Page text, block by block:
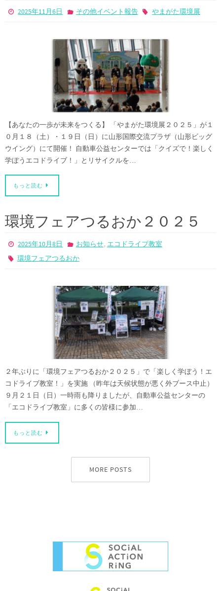
2025年11月6日 その他イベント報告 やまがた環境展
【あなたの一歩が未来をつくる】 「やまがた環境展２０２５」が１
０月１８（土）・１９日（日）に山形国際交流プラザ（山形ビッグ
ウイング）にて開催！ 自動車公益センターでは「クイズで！楽しく
学ぼうエコドライブ！」とリサイクルを…
もっと読む
環境フェアつるおか２０２５
2025年10月8日 お知らせ, エコドライブ教室
環境フェアつるおか
２年ぶりに「環境フェアつるおか２０２５」で「楽しく学ぼう！エ
コドライブ教室！」を実施 （昨年は天候状態が悪く外ブース中止）
９月２１日（日）一時雨も降りましたが、自動車公益センターの
「エコドライブ教室」に多くの皆様に参加…
もっと読む
MORE POSTS